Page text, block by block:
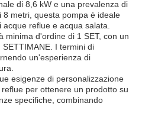
di 8,6 kW e una prevalenza di
8 metri, questa pompa è ideale
reflue e acqua salata.
minima d'ordine di 1 SET, con un
I termini di
un'esperienza di
esigenze di personalizzazione
per ottenere un prodotto su
specifiche, combinando